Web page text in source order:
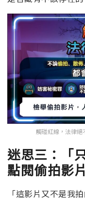
觸碰紅線，法律絕
迷思三：「
點閱偷拍影
「這影片又不是我